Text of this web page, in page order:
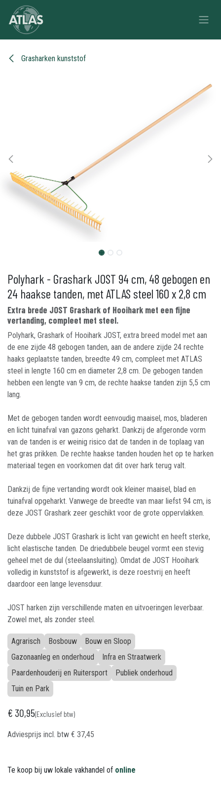
Overslaan naar inhoud
Grasharken kunststof
Polyhark - Grashark JOST 94 cm, 48 gebogen en
24 haakse tanden, met ATLAS steel 160 x 2,8 cm
Extra brede JOST Grashark of Hooihark met een fijne
vertanding, compleet met steel.
Polyhark, Grashark of Hooihark JOST, extra breed model met aan
de ene zijde 48 gebogen tanden, aan de andere zijde 24 rechte
haaks geplaatste tanden, breedte 49 cm, compleet met ATLAS
steel in lengte 160 cm en diameter 2,8 cm. De gebogen tanden
hebben een lengte van 9 cm, de rechte haakse tanden zijn 5,5 cm
lang.
Met de gebogen tanden wordt eenvoudig maaisel, mos, bladeren
en licht tuinafval van gazons geharkt. Dankzij de afgeronde vorm
van de tanden is er weinig risico dat de tanden in de toplaag van
het gras prikken. De rechte haakse tanden houden het op te harken
materiaal tegen en voorkomen dat dit over hark terug valt.
Dankzij de fijne vertanding wordt ook kleiner maaisel, blad en
tuinafval opgeharkt. Vanwege de breedte van maar liefst 94 cm, is
deze JOST Grashark zeer geschikt voor de grote oppervlakken.
Deze dubbele JOST Grashark is licht van gewicht en heeft sterke,
licht elastische tanden. De driedubbele beugel vormt een stevig
geheel met de dul (steelaansluiting). Omdat de JOST Hooihark
volledig in kunststof is afgewerkt, is deze roestvrij en heeft
daardoor een lange levensduur.
JOST harken zijn verschillende maten en uitvoeringen leverbaar.
Zowel met, als zonder steel.
Agrarisch Bosbouw
Bouw en Sloop
Gazonaanleg en onderhoud
Infra en Straatwerk
Paardenhouderij en Ruitersport
Publiek onderhoud
Tuin en Park
€ 30,95(Exclusief btw)
Adviesprijs incl. btw € 37,45
Te koop bij uw lokale vakhandel of online